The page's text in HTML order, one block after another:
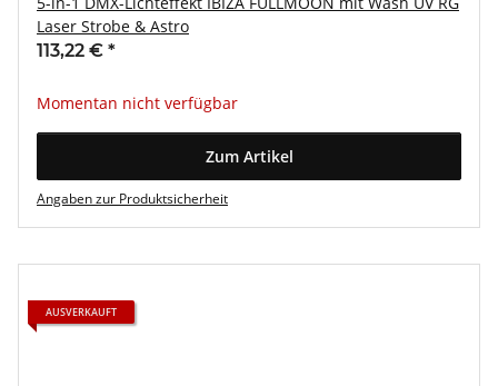
Laser Strobe & Astro
113,22 € *
Momentan nicht verfügbar
Zum Artikel
Angaben zur Produktsicherheit
AUSVERKAUFT